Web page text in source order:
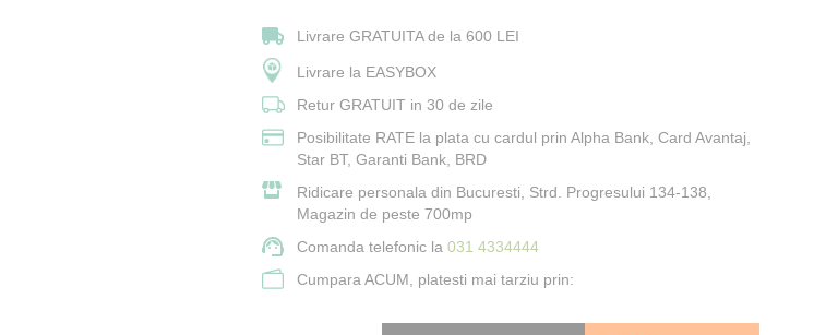
Livrare GRATUITA de la 600 LEI
Livrare la EASYBOX
Retur GRATUIT in 30 de zile
Posibilitate RATE la plata cu cardul prin Alpha Bank, Card Avantaj,
Star BT, Garanti Bank, BRD
Ridicare personala din Bucuresti, Strd. Progresului 134-138,
Magazin de peste 700mp
Comanda telefonic la 031 4334444
Cumpara ACUM, platesti mai tarziu prin: